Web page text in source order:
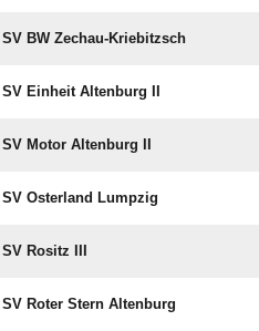
SV BW Zechau-Kriebitzsch
SV Einheit Altenburg II
SV Motor Altenburg II
SV Osterland Lumpzig
SV Rositz III
SV Roter Stern Altenburg